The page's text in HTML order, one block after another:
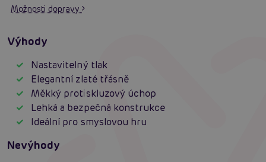
Možnosti dopravy
Výhody
Nastavitelný tlak
Elegantní zlaté třásně
Měkký protiskluzový úchop
Lehká a bezpečná konstrukce
Ideální pro smyslovou hru
Nevýhody